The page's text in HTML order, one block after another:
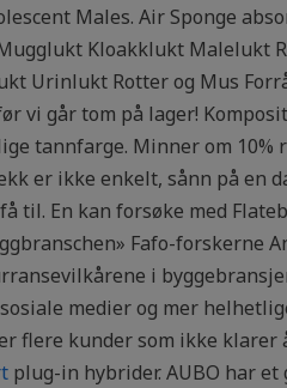
Males. Air Sponge
Kloakklukt Malelukt
Urinlukt Rotter og Mus
vi går tom på lager!
tannfarge. Minner om 10%
er ikke enkelt, sånn på en
til. En kan forsøke med
Fafo-forskerne
i
medier og mer
flere kunder som ikke klarer
plug-in hybrider. AUBO har et